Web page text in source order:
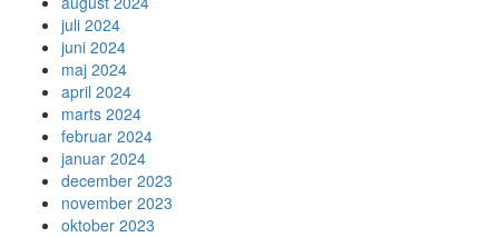
juli 2024
juni 2024
maj 2024
april 2024
marts 2024
februar 2024
januar 2024
december 2023
november 2023
oktober 2023